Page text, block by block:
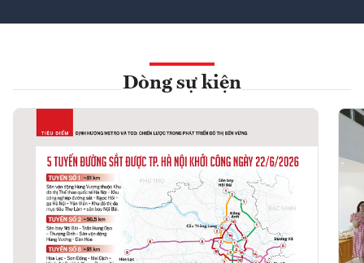
Dòng sự kiện